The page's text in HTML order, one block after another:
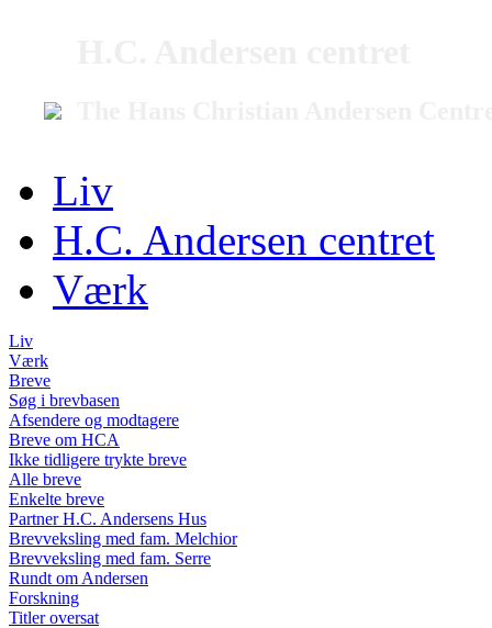
Liv
H.C. Andersen centret
Værk
Liv
Værk
Breve
Søg i brevbasen
Afsendere og modtagere
Breve om HCA
Ikke tidligere trykte breve
Alle breve
Enkelte breve
Partner H.C. Andersens Hus
Brevveksling med fam. Melchior
Brevveksling med fam. Serre
Rundt om Andersen
Forskning
Titler oversat